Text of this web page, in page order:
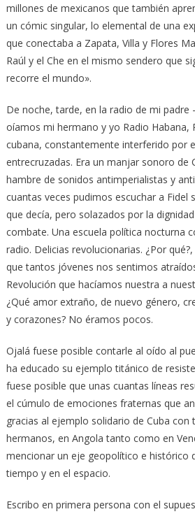
millones de mexicanos que también
un cómic singular, lo elemental de una
que conectaba a Zapata, Villa y Flores
Raúl y el Che en el mismo sendero que
recorre el mundo».
De noche, tarde, en la radio de mi padre
oíamos mi hermano y yo Radio Habana,
cubana, constantemente interferido por
entrecruzadas. Era un manjar sonoro de
hambre de sonidos antimperialistas y
cuantas veces pudimos escuchar a Fidel
que decía, pero solazados por la
combate. Una escuela política nocturna
radio. Delicias revolucionarias. ¿Por
que tantos jóvenes nos sentimos
Revolución que hacíamos nuestra a
¿Qué amor extraño, de nuevo género,
y corazones? No éramos pocos.
Ojalá fuese posible contarle al oído al
ha educado su ejemplo titánico de
fuese posible que unas cuantas líneas
el cúmulo de emociones fraternas que
gracias al ejemplo solidario de Cuba con
hermanos, en Angola tanto como en
mencionar un eje geopolítico e histórico
tiempo y en el espacio.
Escribo en primera persona con el